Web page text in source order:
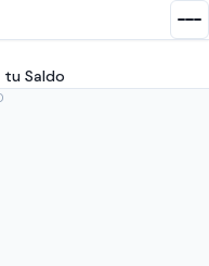
tu Saldo